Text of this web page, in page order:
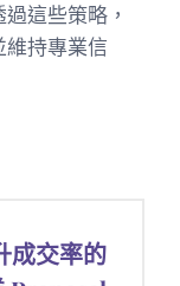
這些策略，
持專業信
成交率的